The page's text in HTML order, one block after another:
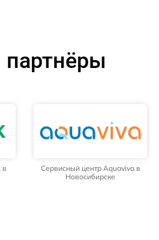
в
Сервисный центр Aquaviva в
Новосибирске